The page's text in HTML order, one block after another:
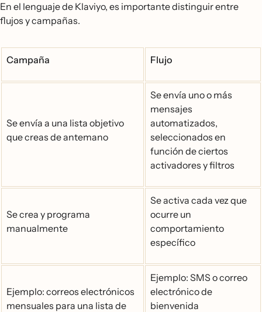
En el lenguaje de Klaviyo, es importante distinguir entre
flujos y campañas.
Campaña Flujo
Se envía a una lista objetivo
que creas de antemano
Se envía uno o más
mensajes
automatizados,
seleccionados en
función de ciertos
activadores y filtros
Se crea y programa
manualmente
Se activa cada vez que
ocurre un
comportamiento
específico
Ejemplo: correos electrónicos
mensuales para una lista de
Ejemplo: SMS o correo
electrónico de
bienvenida